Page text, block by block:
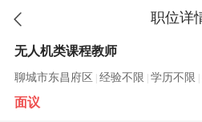
职位详
无人机类课程教师
聊城市东昌府区 经验不限 学历不限
面议